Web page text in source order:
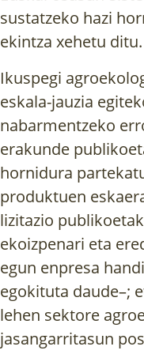
sustatzeko hazi
ekintza xehetu ditu.
Ikuspegi
eskala-jauzia
nabarmentzeko
erakunde
hornidura
produktuen
lizitazio
ekoizpenari eta
egun enpresa
egokituta daude–;
lehen sektore
jasangarritasun